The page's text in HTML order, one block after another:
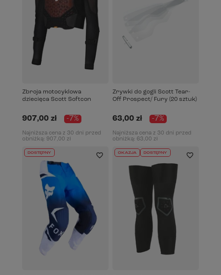
Zbroja motocyklowa
dziecięca Scott Softcon
907,00 zł -7%
Najniższa cena z 30 dni przed
obniżką: 907,00 zł
Zrywki do gogli Scott Tear-
Off Prospect/ Fury (20 sztuk)
63,00 zł -7%
Najniższa cena z 30 dni przed
obniżką: 63,00 zł
DOSTĘPNY OKAZJA DOSTĘPNY